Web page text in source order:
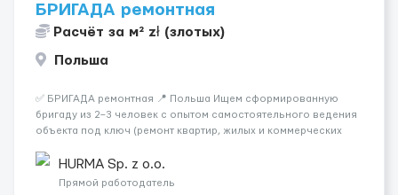
БРИГАДА ремонтная
Расчёт за м² zł (злотых)
Польша
✅ БРИГАДА ремонтная 📍 Польша Ищем сформированную
бригаду из 2–3 человек с опытом самостоятельного ведения
объекта под ключ (ремонт квартир, жилых и коммерческих
человека приветствуется. С возможностью выезжать в
командировки по террито...
HURMA Sp. z o.o.
Прямой работодатель